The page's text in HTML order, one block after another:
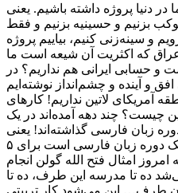
در دنیا پروژه داشته باشیم. یعنی
بزنیم و حسینیه بزنیم و فقط
و سینه‌زنی کنیم، بیاییم پروژه
عراق که اکثریت آن شیعه است ما
و حسابی ایرانی هم نداریم؟ در
و آینده و چشم‌انداز نوشته‌ایم
آمریکای لاتین نداریم! کارهای
چیست؟ چند دهه آمده‌اند در یک
زبان فارسی گذاشته‌اند! یعنی
کل دستاوردهای آکادمیک ما، یک دوره زبان فارسی است برای ۵
امثال فتح الله گولن انجام
ده تا مدرسه این طرف، ده تا